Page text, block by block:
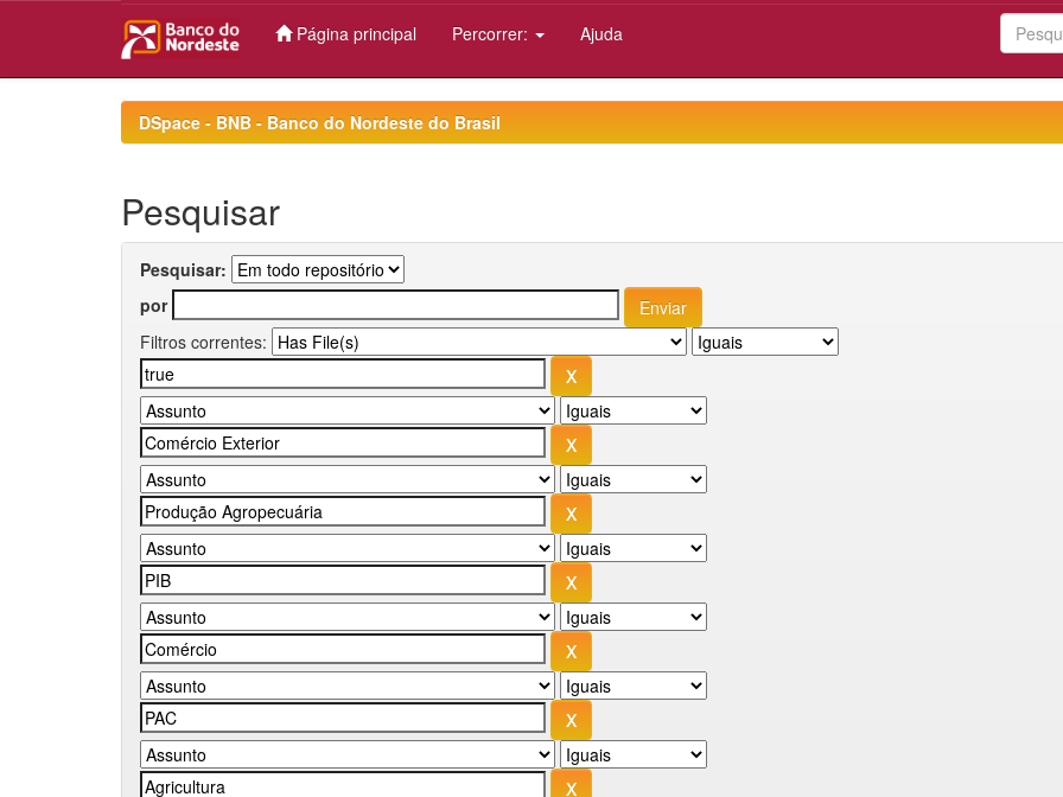
Página principal Percorrer: Ajuda
DSpace - BNB - Banco do Nordeste do Brasil
Pesquisar
Pesquisar:
por
Filtros correntes: